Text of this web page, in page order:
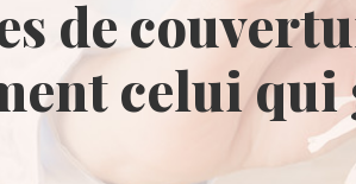
de
celui qui